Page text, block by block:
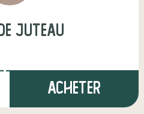
juteau
Acheter